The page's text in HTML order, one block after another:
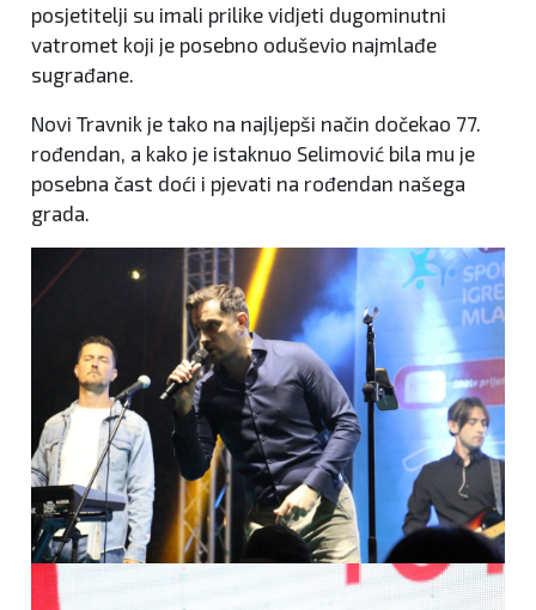
posjetitelji su imali prilike vidjeti dugominutni
vatromet koji je posebno oduševio najmlađe
sugrađane.
Novi Travnik je tako na najljepši način dočekao 77.
rođendan, a kako je istaknuo Selimović bila mu je
posebna čast doći i pjevati na rođendan našega
grada.